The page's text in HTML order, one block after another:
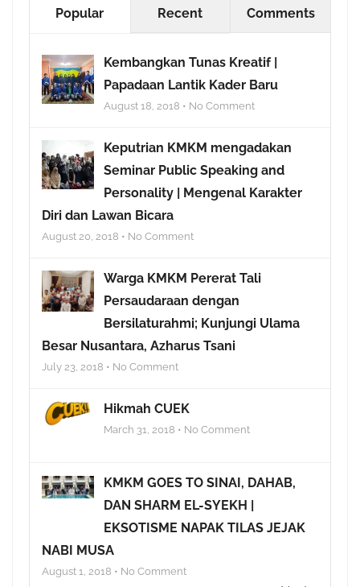
Popular Recent Comments
Kembangkan Tunas Kreatif |
Papadaan Lantik Kader Baru
August 18, 2018 • No Comment
Keputrian KMKM mengadakan
Seminar Public Speaking and
Personality | Mengenal Karakter
Diri dan Lawan Bicara
August 20, 2018 • No Comment
Warga KMKM Pererat Tali
Persaudaraan dengan
Bersilaturahmi; Kunjungi Ulama
Besar Nusantara, Azharus Tsani
July 23, 2018 • No Comment
Hikmah CUEK
March 31, 2018 • No Comment
KMKM GOES TO SINAI, DAHAB,
DAN SHARM EL-SYEKH |
EKSOTISME NAPAK TILAS JEJAK
NABI MUSA
August 1, 2018 • No Comment